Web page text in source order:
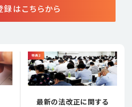
はこちらから
最新の法改正に関する